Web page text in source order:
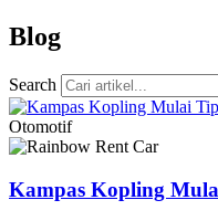
Blog
Search
Otomotif
Kampas Kopling